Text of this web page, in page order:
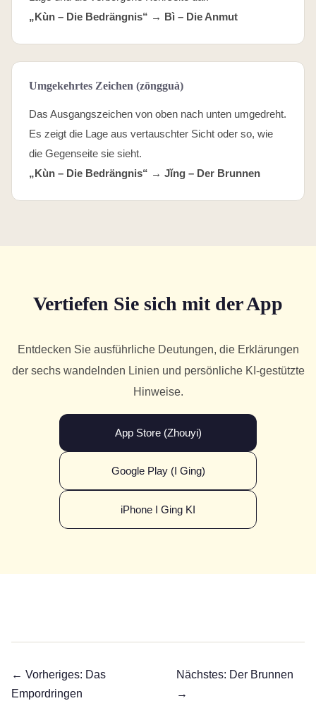
„Kùn – Die Bedrängnis“ → Bì – Die Anmut
Umgekehrtes Zeichen (zōngguà)
Das Ausgangszeichen von oben nach unten umgedreht.
Es zeigt die Lage aus vertauschter Sicht oder so, wie
die Gegenseite sie sieht.
„Kùn – Die Bedrängnis“ → Jǐng – Der Brunnen
Vertiefen Sie sich mit der App
Entdecken Sie ausführliche Deutungen, die Erklärungen
der sechs wandelnden Linien und persönliche KI-gestützte
Hinweise.
App Store (Zhouyi)
Google Play (I Ging)
iPhone I Ging KI
← Vorheriges: Das
Empordringen
Nächstes: Der Brunnen
→